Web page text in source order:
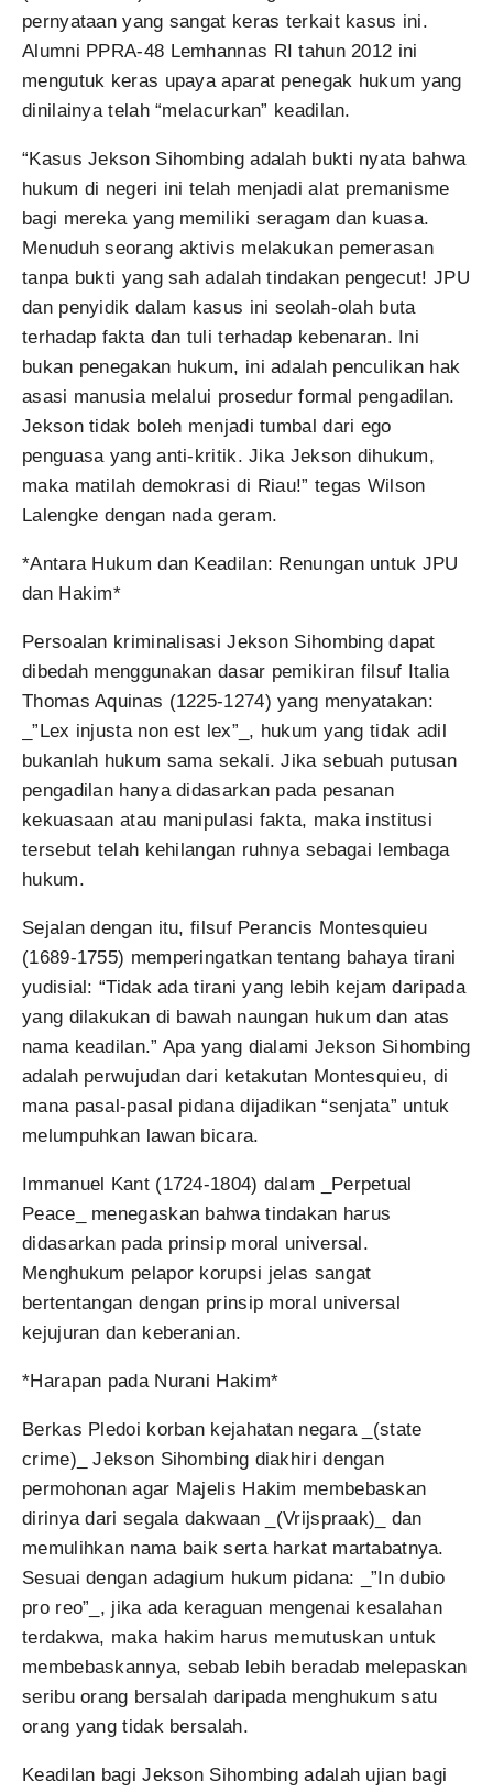
pernyataan yang sangat keras terkait kasus ini.
Alumni PPRA-48 Lemhannas RI tahun 2012 ini
mengutuk keras upaya aparat penegak hukum yang
dinilainya telah “melacurkan” keadilan.
“Kasus Jekson Sihombing adalah bukti nyata bahwa
hukum di negeri ini telah menjadi alat premanisme
bagi mereka yang memiliki seragam dan kuasa.
Menuduh seorang aktivis melakukan pemerasan
tanpa bukti yang sah adalah tindakan pengecut! JPU
dan penyidik dalam kasus ini seolah-olah buta
terhadap fakta dan tuli terhadap kebenaran. Ini
bukan penegakan hukum, ini adalah penculikan hak
asasi manusia melalui prosedur formal pengadilan.
Jekson tidak boleh menjadi tumbal dari ego
penguasa yang anti-kritik. Jika Jekson dihukum,
maka matilah demokrasi di Riau!” tegas Wilson
Lalengke dengan nada geram.
*Antara Hukum dan Keadilan: Renungan untuk JPU
dan Hakim*
Persoalan kriminalisasi Jekson Sihombing dapat
dibedah menggunakan dasar pemikiran filsuf Italia
Thomas Aquinas (1225-1274) yang menyatakan:
_”Lex injusta non est lex”_, hukum yang tidak adil
bukanlah hukum sama sekali. Jika sebuah putusan
pengadilan hanya didasarkan pada pesanan
kekuasaan atau manipulasi fakta, maka institusi
tersebut telah kehilangan ruhnya sebagai lembaga
hukum.
Sejalan dengan itu, filsuf Perancis Montesquieu
(1689-1755) memperingatkan tentang bahaya tirani
yudisial: “Tidak ada tirani yang lebih kejam daripada
yang dilakukan di bawah naungan hukum dan atas
nama keadilan.” Apa yang dialami Jekson Sihombing
adalah perwujudan dari ketakutan Montesquieu, di
mana pasal-pasal pidana dijadikan “senjata” untuk
melumpuhkan lawan bicara.
Immanuel Kant (1724-1804) dalam _Perpetual
Peace_ menegaskan bahwa tindakan harus
didasarkan pada prinsip moral universal.
Menghukum pelapor korupsi jelas sangat
bertentangan dengan prinsip moral universal
kejujuran dan keberanian.
*Harapan pada Nurani Hakim*
Berkas Pledoi korban kejahatan negara _(state
crime)_ Jekson Sihombing diakhiri dengan
permohonan agar Majelis Hakim membebaskan
dirinya dari segala dakwaan _(Vrijspraak)_ dan
memulihkan nama baik serta harkat martabatnya.
Sesuai dengan adagium hukum pidana: _”In dubio
pro reo”_, jika ada keraguan mengenai kesalahan
terdakwa, maka hakim harus memutuskan untuk
membebaskannya, sebab lebih beradab melepaskan
seribu orang bersalah daripada menghukum satu
orang yang tidak bersalah.
Keadilan bagi Jekson Sihombing adalah ujian bagi